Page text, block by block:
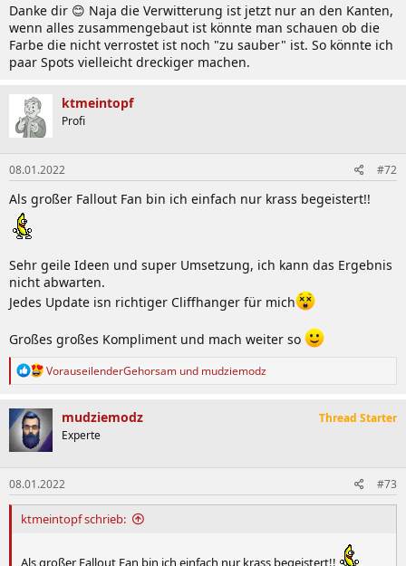
Danke dir 😊 Naja die Verwitterung ist jetzt nur an den Kanten,
wenn alles zusammengebaut ist könnte man schauen ob die
Farbe die nicht verrostet ist noch "zu sauber" ist. So könnte ich
paar Spots vielleicht dreckiger machen.
ktmeintopf
Profi
08.01.2022 #72
Als großer Fallout Fan bin ich einfach nur krass begeistert!!
Sehr geile Ideen und super Umsetzung, ich kann das Ergebnis
nicht abwarten.
Jedes Update isn richtiger Cliffhanger für mich
Großes großes Kompliment und mach weiter so
R
k
t
i
o
n
e
n
:
VorauseilenderGehorsam und mudziemodz
mudziemodz
Experte
Thread Starter
08.01.2022 #73
ktmeintopf schrieb:
Als großer Fallout Fan bin ich einfach nur krass begeistert!!